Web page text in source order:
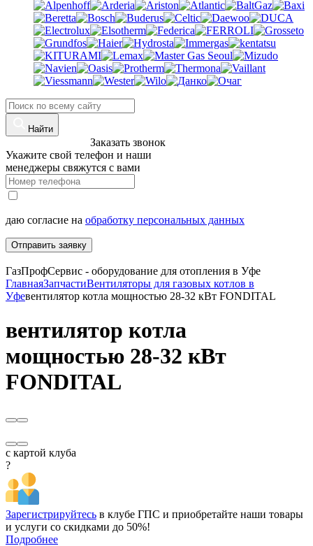
Найти
Заказать звонок
Укажите свой телефон и наши
менеджеры свяжутся с вами
даю согласие на обработку персональных данных
Отправить заявку
ГазПрофСервис - оборудование для отопления в Уфе
ГлавнаяЗапчастиВентиляторы для газовых котлов в
Уфевентилятор котла мощностью 28-32 кВт FONDITAL
вентилятор котла
мощностью 28-32 кВт
FONDITAL
с картой клуба
?
Зарегистрируйтесь в клубе ГПС и приобретайте наши товары
и услуги со скидками до 50%!
Подробнее